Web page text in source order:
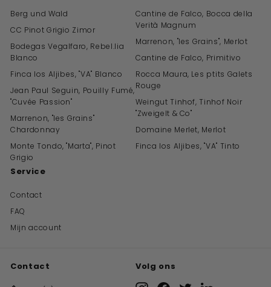
Berg und Wald
CC Pinot Grigio Zimor
Bodegas Vegalfaro, Rebel.lia
Blanco
Finca los Aljibes, "VA" Blanco
Jean Paul Seguin, Pouilly Fumé,
"Cuvée Passion"
Marrenon, "les Grains"
Chardonnay
Monte Tondo, "Marta", Pinot
Grigio
Cantine de Falco, Bocca della
Verità Magnum
Marrenon, "les Grains", Merlot
Cantine de Falco, Primitivo
Rocca Maura, Les ptits Galets
Rouge
Weingut Tinhof, Tinhof Noir
"Zweigelt & Co"
Domaine Merlet, Merlot
Finca los Aljibes, "VA" Tinto
Service
Contact
FAQ
Mijn account
Contact Volg ons